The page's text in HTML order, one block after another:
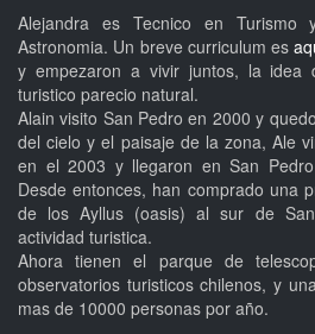
Alejandra es Tecnico en
Astronomia. Un breve curriculum es
y empezaron a vivir juntos, la idea
turistico parecio natural.
Alain visito San Pedro en 2000 y
del cielo y el paisaje de la zona, Ale
en el 2003 y llegaron en San
Desde entonces, han comprado una
de los Ayllus (oasis) al sur de
actividad turistica.
Ahora tienen el parque de
observatorios turisticos chilenos, y
mas de 10000 personas por año.